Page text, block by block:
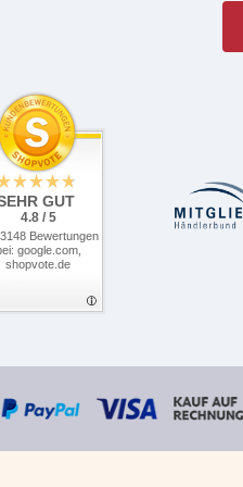
GUT
4.8 / 5
Bewertungen
google.com,
shopvote.de